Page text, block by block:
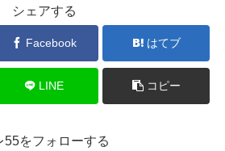
シェアする
Facebook はてブ
LINE コピー
55をフォローする